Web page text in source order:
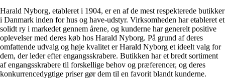
Harald Nyborg, etableret i 1904, er en af de mest respekterede butikker
i Danmark inden for hus og have-udstyr. Virksomheden har etableret et
solidt ry i markedet gennem årene, og kunderne har generelt positive
oplevelser med deres køb hos Harald Nyborg. På grund af deres
omfattende udvalg og høje kvalitet er Harald Nyborg et ideelt valg for
dem, der leder efter engangsskrabere. Butikken har et bredt sortiment
af engangsskrabere til forskellige behov og præferencer, og deres
konkurrencedygtige priser gør dem til en favorit blandt kunderne.